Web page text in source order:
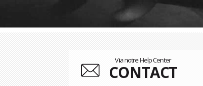
Via notre Help Center
CONTACT